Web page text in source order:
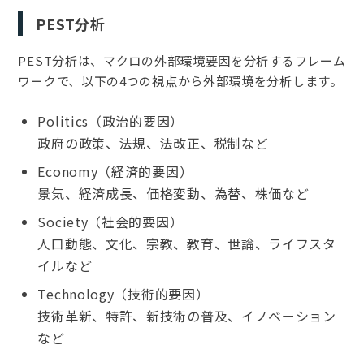
PEST分析
PEST分析は、マクロの外部環境要因を分析するフレーム
ワークで、以下の4つの視点から外部環境を分析します。
Politics（政治的要因）
政府の政策、法規、法改正、税制など
Economy（経済的要因）
景気、経済成長、価格変動、為替、株価など
Society（社会的要因）
人口動態、文化、宗教、教育、世論、ライフスタ
イルなど
Technology（技術的要因）
技術革新、特許、新技術の普及、イノベーション
など